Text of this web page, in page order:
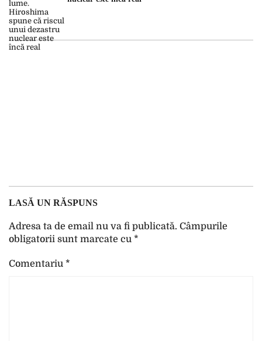
LASĂ UN RĂSPUNS
Adresa ta de email nu va fi publicată. Câmpurile
obligatorii sunt marcate cu *
Comentariu *